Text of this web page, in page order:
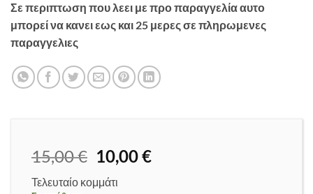
Σε περιπτωση που λεει με προ παραγγελία αυτο
μπορεί να κανει εως και 25 μερες σε πληρωμενες
παραγγελιες
15,00€ Original
price
was:
10,00€Η
Τελευταίο κομμάτι